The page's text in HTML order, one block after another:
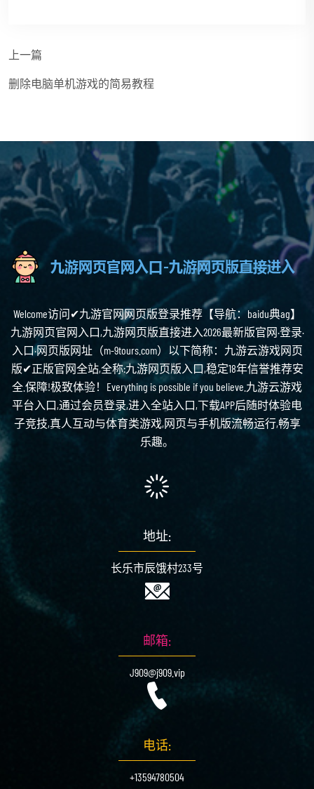
上一篇
删除电脑单机游戏的简易教程
Welcome访问✔九游官网网页版登录推荐【导航：baidu典ag】
九游网页官网入口,九游网页版直接进入2026最新版官网·登录·
入口·网页版网址（m-9tours.com）以下简称：九游云游戏网页
版✔正版官网全站,全称:九游网页版入口,稳定18年信誉推荐安
全.保障!极致体验！Everything is possible if you believe.九游云游戏
平台入口,通过会员登录,进入全站入口,下载APP后随时体验电
子竞技,真人互动与体育类游戏,网页与手机版流畅运行,畅享
乐趣。
地址:
长乐市辰饿村233号
邮箱:
J909@j909.vip
电话:
+13594780504